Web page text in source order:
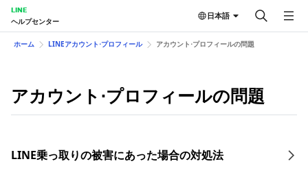
LINE
ヘルプセンター
日本語
ホーム LINEアカウント⋅プロフィール アカウント⋅プロフィールの問題
アカウント⋅プロフィールの問題
LINE乗っ取りの​被害に​あった​場合の​対処法